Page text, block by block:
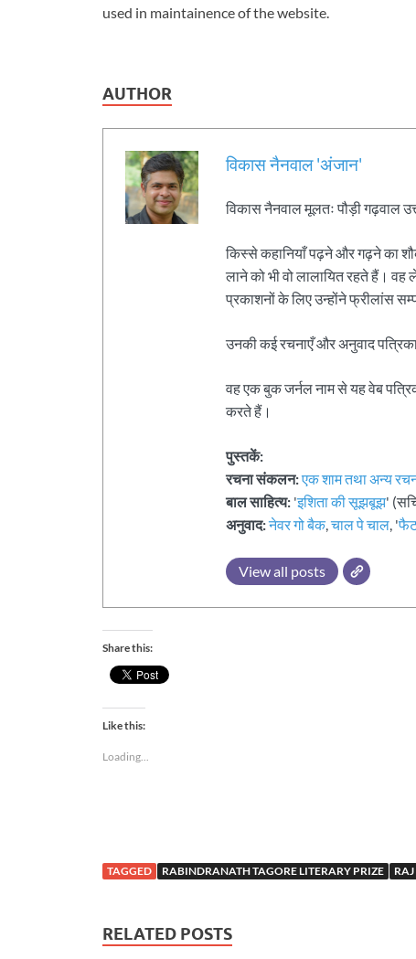
used in maintainence of the website.
AUTHOR
विकास नैनवाल 'अंजान'
विकास नैनवाल मूलतः पौड़ी गढ़वाल
किस्से कहानियाँ पढ़ने और गढ़ने का
लाने को भी वो लालायित रहते हैं।
प्रकाशनों के लिए उन्होंने फ्रीलांस
उनकी कई रचनाएँ और अनुवाद
वह एक बुक जर्नल नाम से यह वेब
करते हैं।
पुस्तकें:
रचना संकलन:एक शाम तथा अन्य
बाल साहित्य: 'इशिता की सूझबूझ'
अनुवाद:नेवर गो बैक,चाल पे चाल, '
View all posts
Share this:
Like this:
Loading...
TAGGED RABINDRANATH TAGORE LITERARY PRIZE
RELATED POSTS